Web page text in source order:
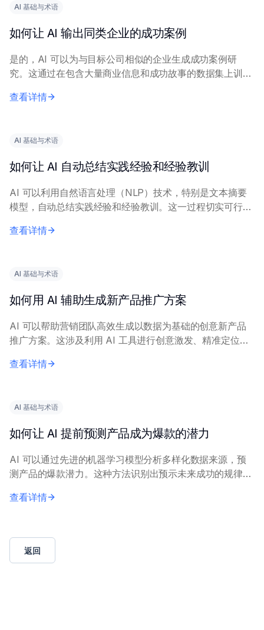
AI 基础与术语
如何让 AI 输出同类企业的成功案例
是的，AI 可以为与目标公司相似的企业生成成功案例研
究。这通过在包含大量商业信息和成功故事的数据集上训练
AI 提供精确的查询内容，包括具体...
查看详情
AI 基础与术语
如何让 AI 自动总结实践经验和经验教训
AI 可以利用自然语言处理（NLP）技术，特别是文本摘要
模型，自动总结实践经验和经验教训。这一过程切实可行，
晰、完整的输入文本。关键技术包括抽取式...
查看详情
AI 基础与术语
如何用 AI 辅助生成新产品推广方案
AI 可以帮助营销团队高效生成以数据为基础的创意新产品
推广方案。这涉及利用 AI 工具进行创意激发、精准定位和
训练 AI 模型，以生成相关洞察。营...
查看详情
AI 基础与术语
如何让 AI 提前预测产品成为爆款的潜力
AI 可以通过先进的机器学习模型分析多样化数据来源，预
测产品的爆款潜力。这种方法识别出预示未来成功的规律模
感、搜索趋势和消费者反馈。机器学习技术，...
查看详情
返回